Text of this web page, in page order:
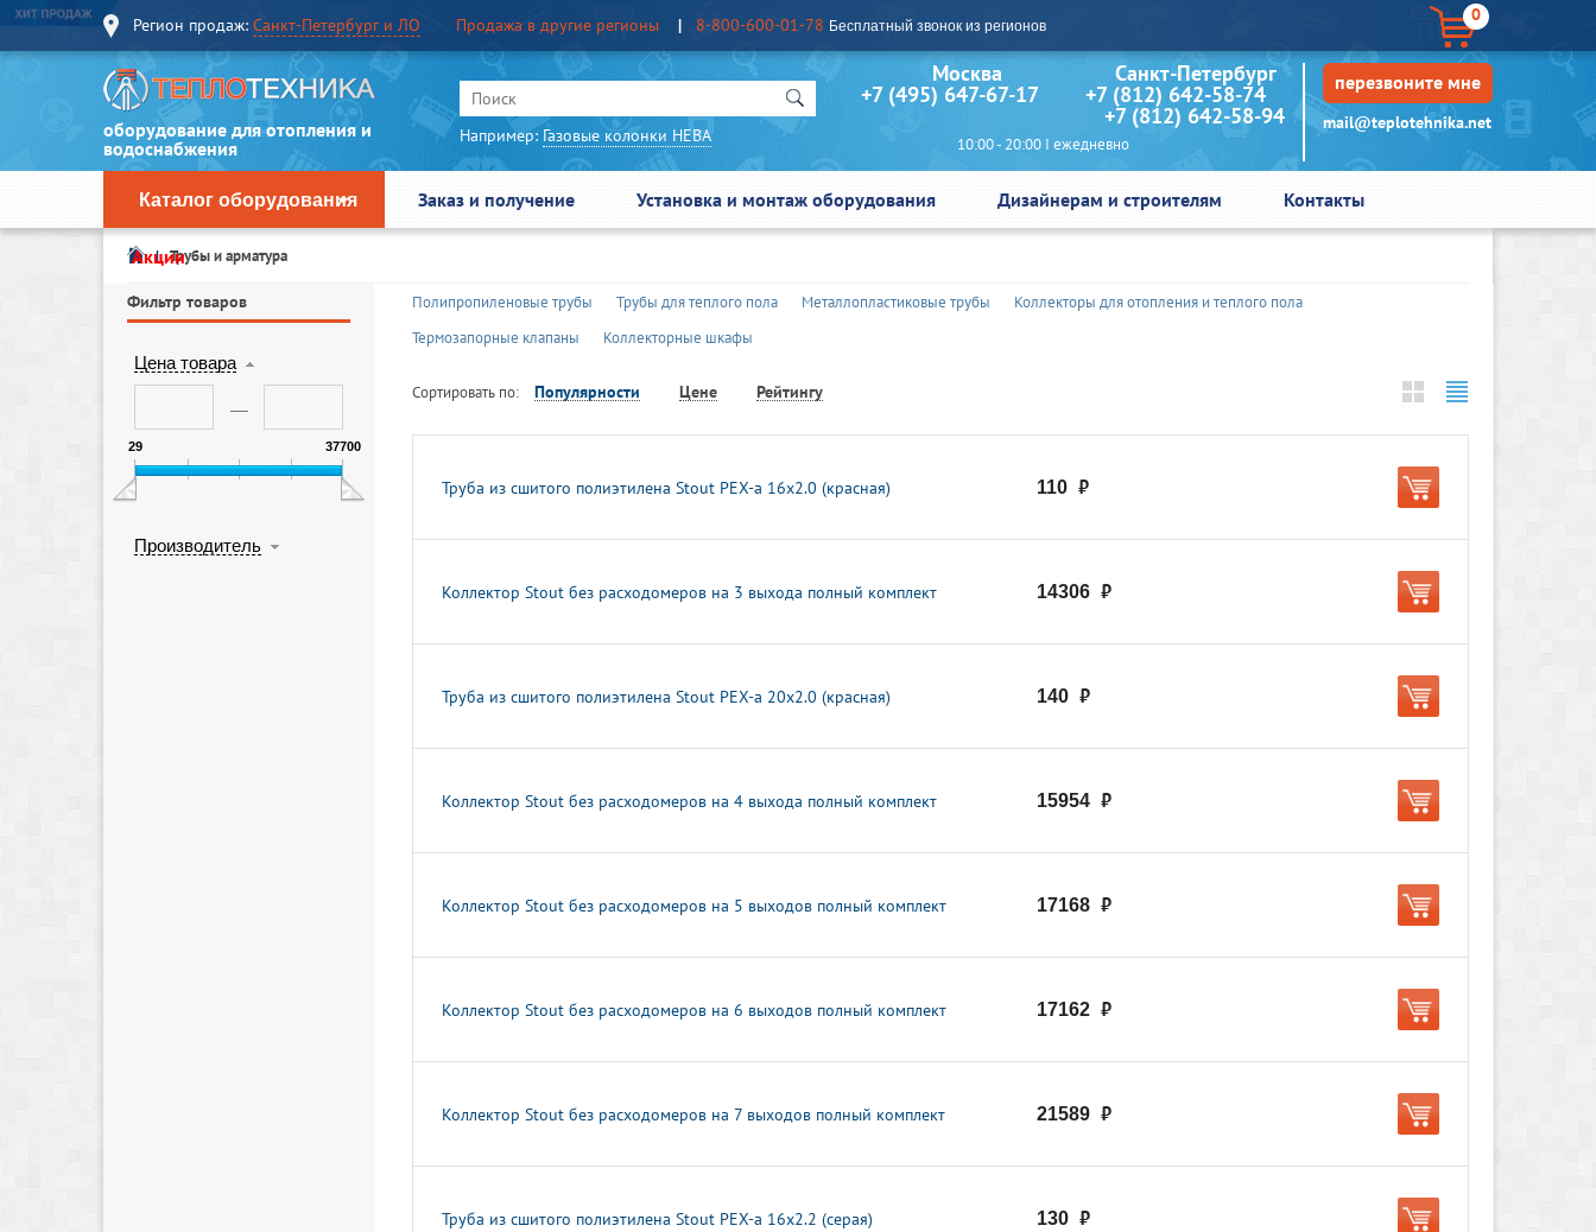
Регион продаж: Санкт-Петербург и ЛО Продажа в другие регионы 8-800-600-01-78 Бесплатный звонок из регионов
0
оборудование для отопления и
водоснабжения
Например: Газовые колонки НЕВА
Москва Санкт-Петербург
+7 (495) 647-67-17 +7 (812) 642-58-74
+7 (812) 642-58-94
10:00 - 20:00 I ежедневно
перезвоните мне
mail@teplotehnika.net
Каталог оборудования Заказ и получение Установка и монтаж оборудования Дизайнерам и строителям Контакты
АкцииТрубы и арматура
Фильтр товаров
Цена товара
29 37700
Производитель
Полипропиленовые трубы Трубы для теплого пола Металлопластиковые трубы
Коллекторы для отопления и теплого пола
Термозапорные клапаны
Коллекторные шкафы
Сортировать по: Популярности Цене Рейтингу
Труба из сшитого полиэтилена Stout PEX-a 16x2.0 (красная) 110 руб.
Коллектор Stout без расходомеров на 3 выхода полный комплект 14306 руб.
Труба из сшитого полиэтилена Stout PEX-a 20x2.0 (красная) 140 руб.
Коллектор Stout без расходомеров на 4 выхода полный комплект 15954 руб.
Коллектор Stout без расходомеров на 5 выходов полный комплект 17168 руб.
Коллектор Stout без расходомеров на 6 выходов полный комплект 17162 руб.
Коллектор Stout без расходомеров на 7 выходов полный комплект 21589 руб.
Труба из сшитого полиэтилена Stout PEX-a 16x2.2 (серая) 130 руб.